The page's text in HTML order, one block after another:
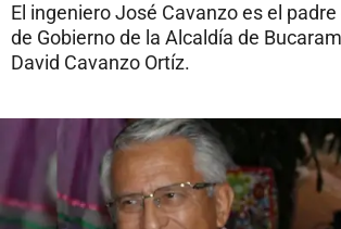
El ingeniero José Cavanzo es el
de Gobierno de la Alcaldía de
David Cavanzo Ortíz.